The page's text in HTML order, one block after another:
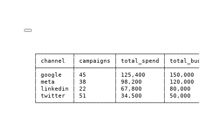
│ channel  │ campaigns │ total_spend │ total_budget │
│ google   │ 45        │ 125,400     │ 150,000      │
│ meta     │ 38        │ 98,200      │ 120,000      │
│ linkedin │ 22        │ 67,800      │ 80,000       │
│ twitter  │ 51        │ 34,500      │ 50,000       │